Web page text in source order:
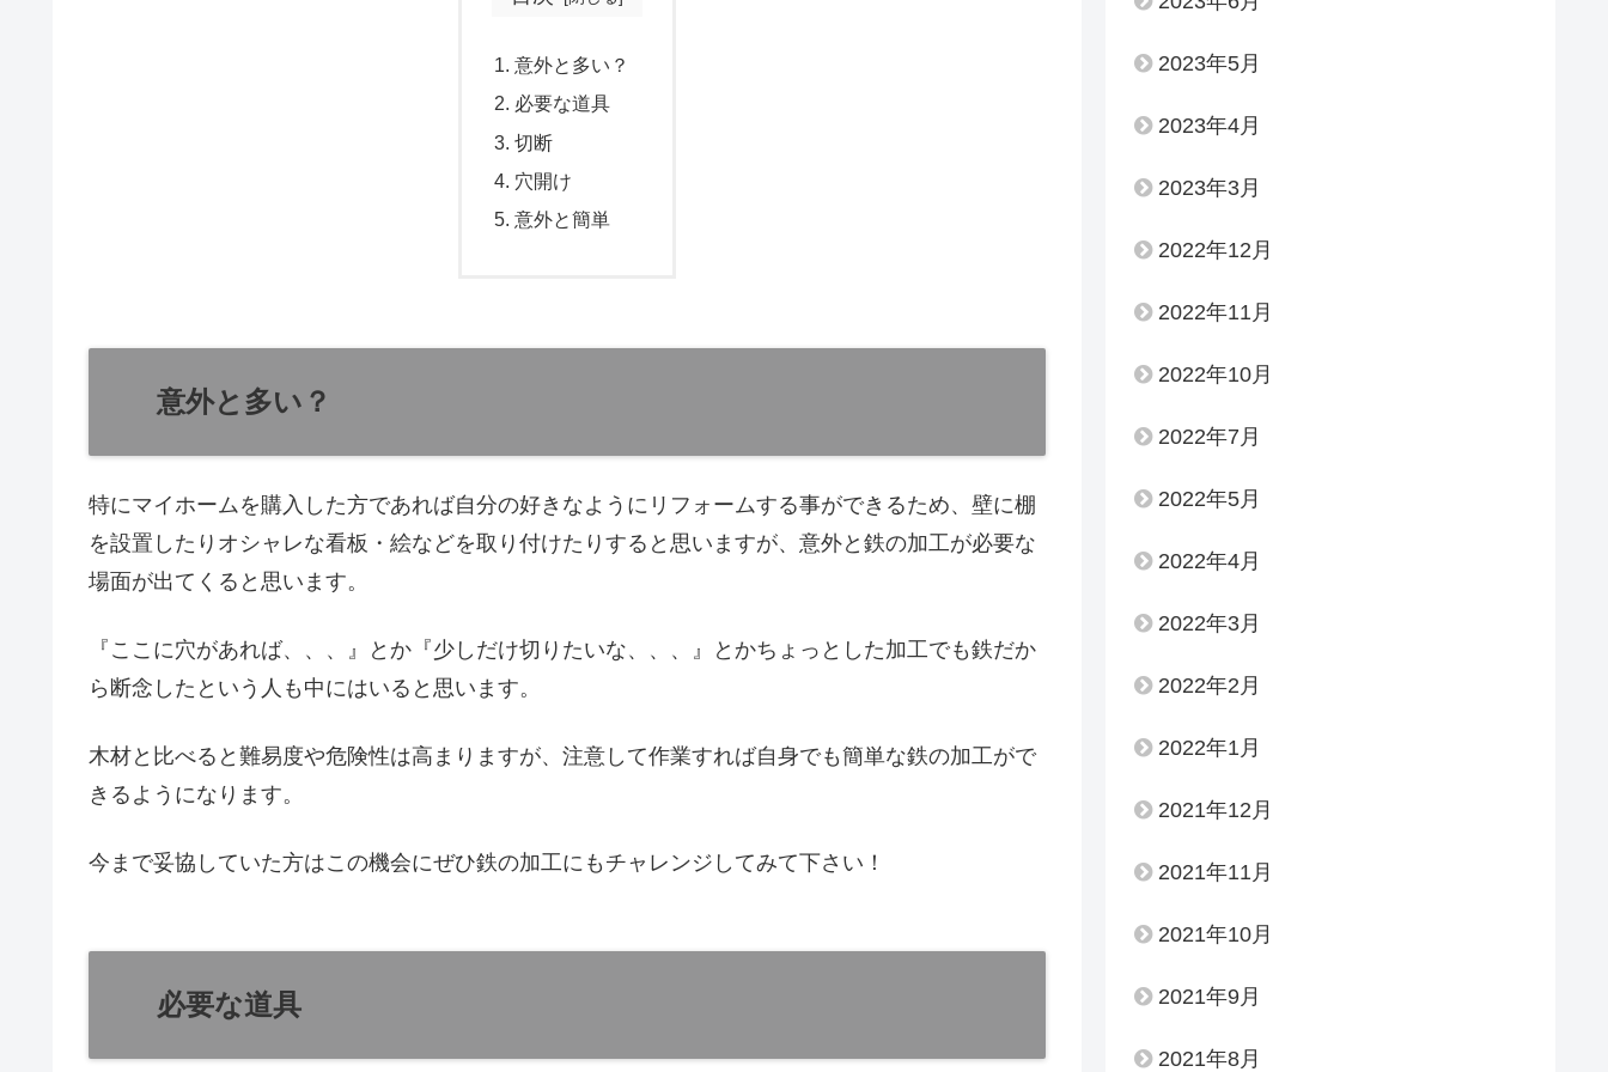
意外と多い？
必要な道具
切断
穴開け
意外と簡単
意外と多い？
特にマイホームを購入した方であれば自分の好きなようにリフォームする事ができるため、壁に棚
を設置したりオシャレな看板・絵などを取り付けたりすると思いますが、意外と鉄の加工が必要な
場面が出てくると思います。
『ここに穴があれば、、、』とか『少しだけ切りたいな、、、』とかちょっとした加工でも鉄だか
ら断念したという人も中にはいると思います。
木材と比べると難易度や危険性は高まりますが、注意して作業すれば自身でも簡単な鉄の加工がで
きるようになります。
今まで妥協していた方はこの機会にぜひ鉄の加工にもチャレンジしてみて下さい！
必要な道具
2023年5月
2023年4月
2023年3月
2022年12月
2022年11月
2022年10月
2022年7月
2022年5月
2022年4月
2022年3月
2022年2月
2022年1月
2021年12月
2021年11月
2021年10月
2021年9月
2021年8月